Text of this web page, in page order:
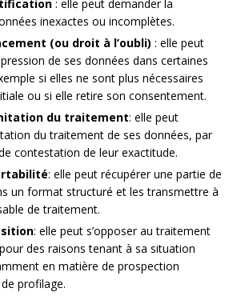
: elle peut demander la
inexactes ou incomplètes.
(ou droit à l’oubli) : elle peut
de ses données dans certaines
si elles ne sont plus nécessaires
ou si elle retire son consentement.
du traitement: elle peut
du traitement de ses données, par
contestation de leur exactitude.
: elle peut récupérer une partie de
un format structuré et les transmettre à
de traitement.
: elle peut s’opposer au traitement
des raisons tenant à sa situation
en matière de prospection
profilage.